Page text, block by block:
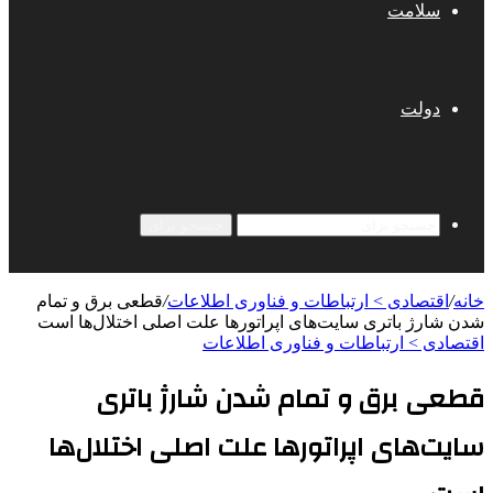
سلامت
دولت
خانه/ اقتصادی > ارتباطات و فناوری اطلاعات/قطعی برق و تمام
شدن شارژ باتری سایت‌های اپراتورها علت اصلی اختلال‌ها است
اقتصادی > ارتباطات و فناوری اطلاعات
قطعی برق و تمام شدن شارژ باتری
سایت‌های اپراتورها علت اصلی اختلال‌ها